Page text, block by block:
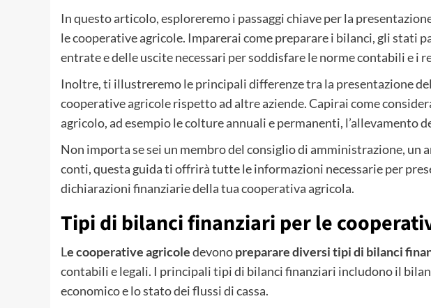
In questo articolo, esploreremo i passaggi chiave per la
le cooperative agricole. Imparerai come preparare i bilanci, gli stati
entrate e delle uscite necessari per soddisfare le norme contabili e i
Inoltre, ti illustreremo le principali differenze tra la presentazione
cooperative agricole rispetto ad altre aziende. Capirai come
agricolo, ad esempio le colture annuali e permanenti, l’allevamento
Non importa se sei un membro del consiglio di amministrazione, un
conti, questa guida ti offrirà tutte le informazioni necessarie per
dichiarazioni finanziarie della tua cooperativa agricola.
Tipi di bilanci finanziari per le
Le cooperative agricoledevonopreparare diversi tipi di bilanci
contabili e legali. I principali tipi di bilanci finanziari includono il
economico e lo stato dei flussi di cassa.